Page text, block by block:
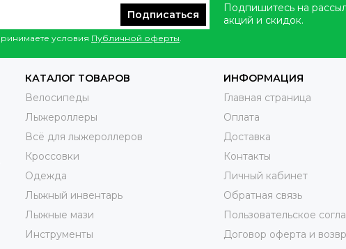
Подписаться
условия Публичной оферты
Подпишитесь на
акций и скидок.
КАТАЛОГ ТОВАРОВ
Велосипеды
Лыжероллеры
Всё для лыжероллеров
Кроссовки
Одежда
Лыжный инвентарь
Лыжные мази
Инструменты
ИНФОРМАЦИЯ
Главная страница
Оплата
Доставка
Контакты
Личный кабинет
Обратная связь
Пользовательское
Договор оферта и